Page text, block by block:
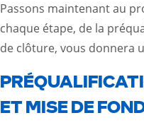
Passons maintenant au
chaque étape, de la
de clôture, vous donnera
ET MISE DE